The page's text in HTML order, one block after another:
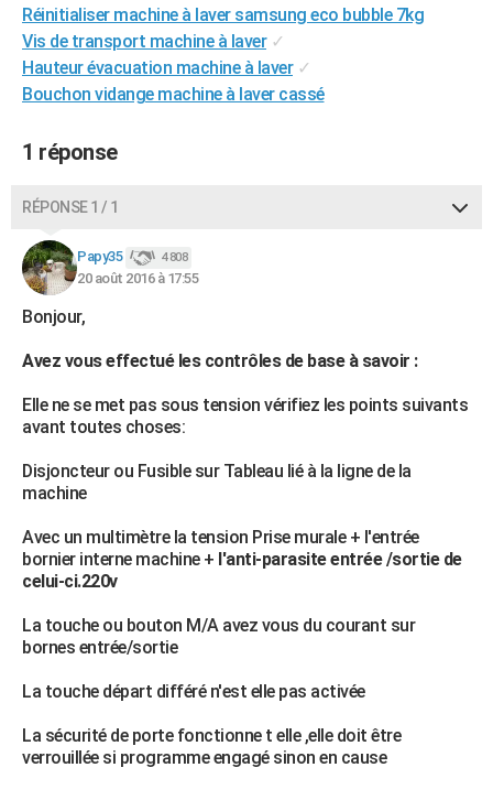
PHOTO
GUIDES D'ACHAT
CARTE DE VOEUX
Carte de Noël
Carte Bonne année
Carte Saint-Valentin
Carte Pâques
Carte d'anniversaire
DICTIONNAIRE
Dictionnaire
Biographies
Citations
Expressions
Proverbes
PROGRAMME TV
Bricolage
Lifestyle
Culture
Sport
Auto
Television
Voyage
Cinema
Réinitialiser machine à laver samsung eco bubble 7kg
Vis de transport machine à laver ✓
Hauteur évacuation machine à laver ✓
Bouchon vidange machine à laver cassé
1 réponse
RÉPONSE 1 / 1
Papy35 4 808
20 août 2016 à 17:55
Bonjour,
Avez vous effectué les contrôles de base à savoir :
Elle ne se met pas sous tension vérifiez les points suivants
avant toutes choses:
Disjoncteur ou Fusible sur Tableau lié à la ligne de la
machine
Avec un multimètre la tension Prise murale + l'entrée
bornier interne machine + l'anti-parasite entrée /sortie de
celui-ci.220v
La touche ou bouton M/A avez vous du courant sur
bornes entrée/sortie
La touche départ différé n'est elle pas activée
La sécurité de porte fonctionne t elle ,elle doit être
verrouillée si programme engagé sinon en cause